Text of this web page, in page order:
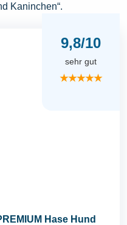
Kaninchen“.
9,8/10
sehr gut
★★★★★
Hase Hund